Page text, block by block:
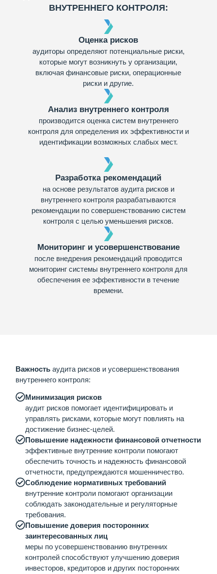
ВНУТРЕННЕГО КОНТРОЛЯ:
Оценка рисков
аудиторы определяют потенциальные риски,
которые могут возникнуть у организации,
включая финансовые риски, операционные
риски и другие.
Анализ внутреннего контроля
производится оценка систем внутреннего
контроля для определения их эффективности и
идентификации возможных слабых мест.
Разработка рекомендаций
на основе результатов аудита рисков и
внутреннего контроля разрабатываются
рекомендации по совершенствованию систем
контроля с целью уменьшения рисков.
Мониторинг и усовершенствование
после внедрения рекомендаций проводится
мониторинг системы внутреннего контроля для
обеспечения ее эффективности в течение
времени.
Важность аудита рисков и усовершенствования
внутреннего контроля:
Минимизация рисков
аудит рисков помогает идентифицировать и
управлять рисками, которые могут повлиять на
достижение бизнес-целей.
Повышение надежности финансовой отчетности
эффективные внутренние контроли помогают
обеспечить точность и надежность финансовой
отчетности, предупреждаются мошенничество.
Соблюдение нормативных требований
внутренние контроли помогают организации
соблюдать законодательные и регуляторные
требования.
Повышение доверия посторонних
заинтересованных лиц
меры по усовершенствованию внутренних
контролей способствуют улучшению доверия
инвесторов, кредиторов и других посторонних